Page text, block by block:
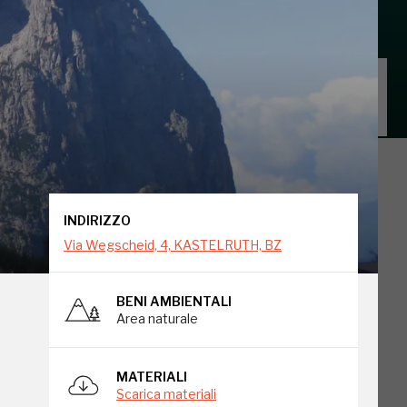
INDIRIZZO
Via Wegscheid, 4, KASTELRUTH, BZ
BENI AMBIENTALI
Area naturale
MATERIALI
Scarica materiali
Via Wegscheid, 4, KASTELRUTH, BZ